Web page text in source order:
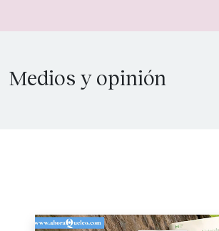
Medios y opinión